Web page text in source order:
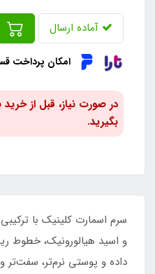
آماده ارسال
امکان پرداخت
در صورت نیاز، قبل از
بگیرید.
سرم اسمارت کلینیک با ترکیبی
و اسید هیالورونیک، خطوط
داده و پوستی نرم‌تر، سفت‌تر